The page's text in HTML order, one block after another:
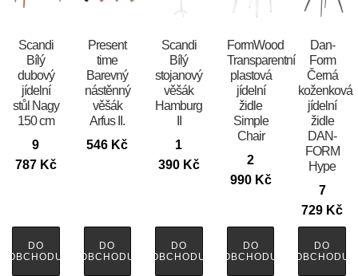
Scandi
Bílý
dubový
jídelní
stůl Nagy
150 cm
9
787 Kč
DO
OBCHODU
Present
time
Barevný
nástěnný
věšák
Arfus II.
546 Kč
DO
OBCHODU
Scandi
Bílý
stojanový
věšák
Hamburg
1
390 Kč
DO
OBCHODU
FormWood
Transparentní
plastová
jídelní
židle
Simple
Chair
2
990 Kč
DO
OBCHODU
​​​​​Dan-
Form
Černá
koženková
jídelní
židle
DAN-
FORM
Hype
7
729 Kč
DO
OBCHODU